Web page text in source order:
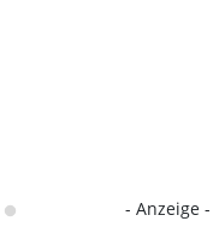
- Anzeige -